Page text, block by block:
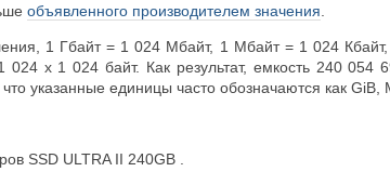
объявленного производителем значения
1 Гбайт = 1 024 Мбайт, 1 Мбайт = 1 024
x 1 024 байт. Как результат, емкость 240 054
указанные единицы часто обозначаются как GiB,
SSD ULTRA II 240GB .